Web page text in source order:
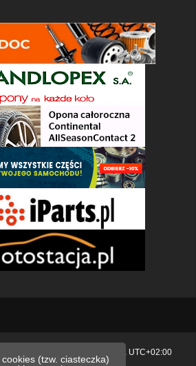
(tzw. ciasteczka)
UTC+02:00